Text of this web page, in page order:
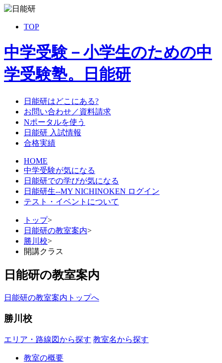
TOP
中学受験－小学生のための中
学受験塾。日能研
日能研はどこにある?
お問い合わせ／資料請求
Nポータルを使う
日能研 入試情報
合格実績
HOME
中学受験が気になる
日能研での学びが気になる
日能研生--MY NICHINOKEN ログイン
テスト・イベントについて
トップ>
日能研の教室案内>
勝川校>
開講クラス
日能研の教室案内
日能研の教室案内トップへ
勝川校
エリア・路線図から探す 教室名から探す
教室の概要